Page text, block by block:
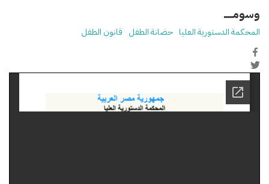
وسومـــــ
المحكمة الدستورية العليا حضانة الطفل قانون الطفل